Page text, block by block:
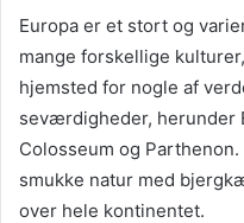
Europa er et stort og
mange forskellige
hjemsted for nogle af
seværdigheder, herunder
Colosseum og
smukke natur med
over hele kontinentet.